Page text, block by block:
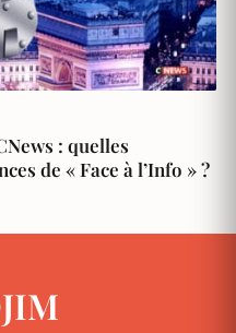
: quelles
de « Face à l’Info » ?